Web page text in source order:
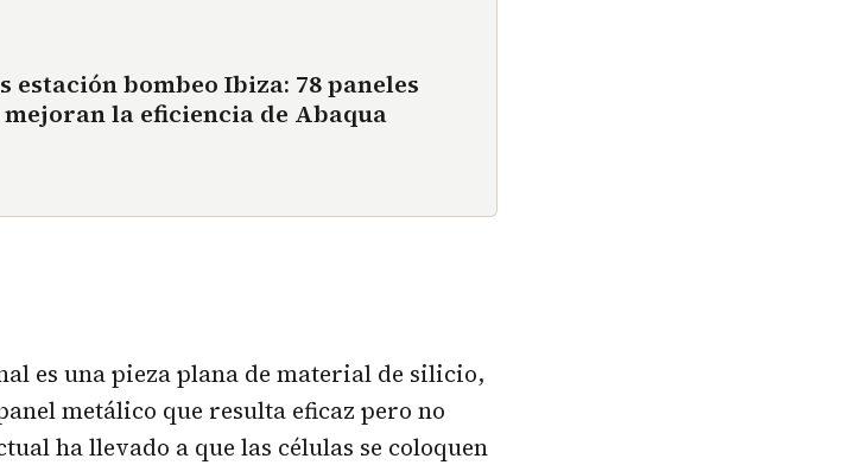
estación bombeo Ibiza: 78 paneles
la eficiencia de Abaqua
es una pieza plana de material de silicio,
metálico que resulta eficaz pero no
ha llevado a que las células se coloquen